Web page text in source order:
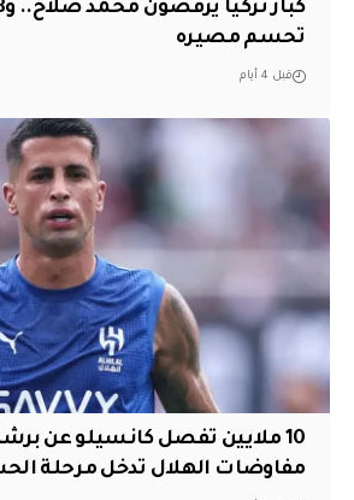
تحسم مصيره
قبل 4 أيام
10 ملايين تفصل كانسيلو عن
مفاوضات الهلال تدخل مرحلة